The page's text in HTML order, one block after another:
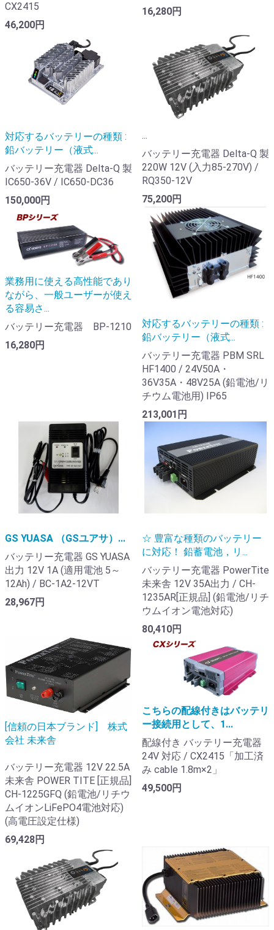
CX2415
46,200円
16,280円
対応するバッテリーの種類 :
鉛バッテリー（液式...
バッテリー充電器 Delta-Q 製
IC650-36V / IC650-DC36
150,000円
...
バッテリー充電器 Delta-Q 製
220W 12V (入力85-270V) /
RQ350-12V
75,200円
業務用に使える高性能であり
ながら、一般ユーザーが使え
る容易さ...
バッテリー充電器 BP-1210
16,280円
対応するバッテリーの種類 :
鉛バッテリー（液式...
バッテリー充電器 PBM SRL
HF1400 / 24V50A・
36V35A・48V25A (鉛電池/リ
チウム電池用) IP65
213,001円
GS YUASA （GSユアサ）...
バッテリー充電器 GS YUASA
出力 12V 1A (適用電池 5～
12Ah) / BC-1A2-12VT
28,967円
☆ 豊富な種類のバッテリー
に対応！ 鉛蓄電池，リ...
バッテリー充電器 PowerTite
未来舎 12V 35A出力 / CH-
1235AR[正規品] (鉛電池/リチ
ウムイオン電池対応)
80,410円
[信頼の日本ブランド] 株式
会社 未来舎
バッテリー充電器 12V 22.5A
未来舎 POWER TITE [正規品]
CH-1225GFQ (鉛電池/リチウ
ムイオンLiFePO4電池対応)
(高電圧設定仕様)
69,428円
こちらの配線付きはバッテリ
ー接続用として、1...
配線付き バッテリー充電器
24V 対応 / CX2415「加工済
み cable 1.8m×2」
49,500円